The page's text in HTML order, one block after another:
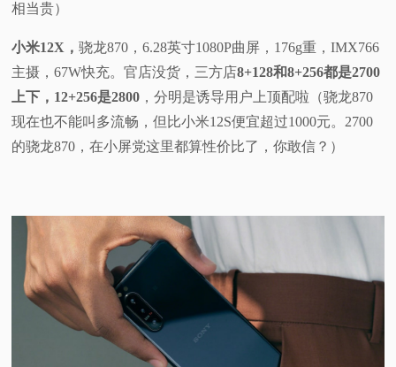
相当贵）
小米12X，骁龙870，6.28英寸1080P曲屏，176g重，IMX766
主摄，67W快充。官店没货，三方店8+128和8+256都是2700
上下，12+256是2800 ，分明是诱导用户上顶配啦（骁龙870
现在也不能叫多流畅，但比小米12S便宜超过1000元。2700
的骁龙870，在小屏党这里都算性价比了，你敢信？）